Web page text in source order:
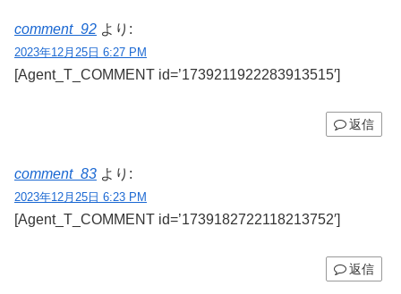
comment_92 より:
2023年12月25日 6:27 PM
[Agent_T_COMMENT id=’1739211922283913515′]
返信
comment_83 より:
2023年12月25日 6:23 PM
[Agent_T_COMMENT id=’1739182722118213752′]
返信